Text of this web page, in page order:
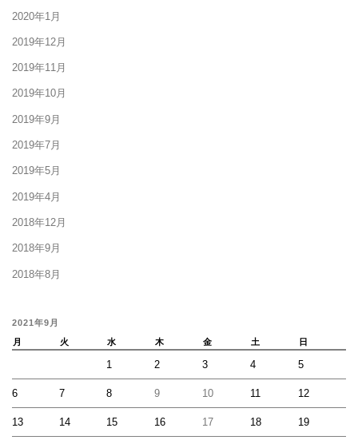
2020年1月
2019年12月
2019年11月
2019年10月
2019年9月
2019年7月
2019年5月
2019年4月
2018年12月
2018年9月
2018年8月
2021年9月
月
火 水 木 金 土 日
1 2 3 4 5
6 7 8 9 10 11 12
13 14 15 16 17 18 19